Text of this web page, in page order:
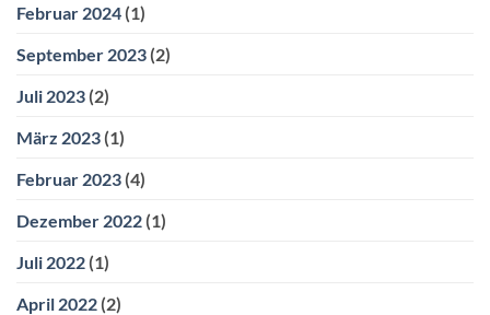
Februar 2024 (1)
September 2023 (2)
Juli 2023 (2)
März 2023 (1)
Februar 2023 (4)
Dezember 2022 (1)
Juli 2022 (1)
April 2022 (2)